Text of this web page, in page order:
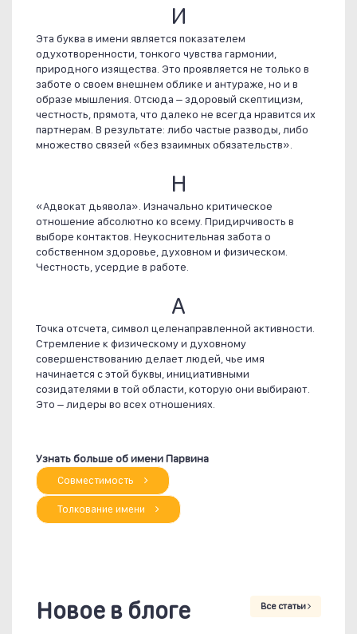
И
Эта буква в имени является показателем
одухотворенности, тонкого чувства гармонии,
природного изящества. Это проявляется не только в
заботе о своем внешнем облике и антураже, но и в
образе мышления. Отсюда – здоровый скептицизм,
честность, прямота, что далеко не всегда нравится их
партнерам. В результате: либо частые разводы, либо
множество связей «без взаимных обязательств».
Н
«Адвокат дьявола». Изначально критическое
отношение абсолютно ко всему. Придирчивость в
выборе контактов. Неукоснительная забота о
собственном здоровье, духовном и физическом.
Честность, усердие в работе.
А
Точка отсчета, символ целенаправленной активности.
Стремление к физическому и духовному
совершенствованию делает людей, чье имя
начинается с этой буквы, инициативными
созидателями в той области, которую они выбирают.
Это – лидеры во всех отношениях.
Узнать больше об имени Парвина
Совместимость
Толкование имени
Новое в блоге Все статьи